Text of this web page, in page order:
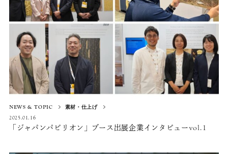
NEWS & TOPIC
素材・仕上げ
2025.01.16
「ジャパンパビリオン」ブース出展企業インタビューvol.1